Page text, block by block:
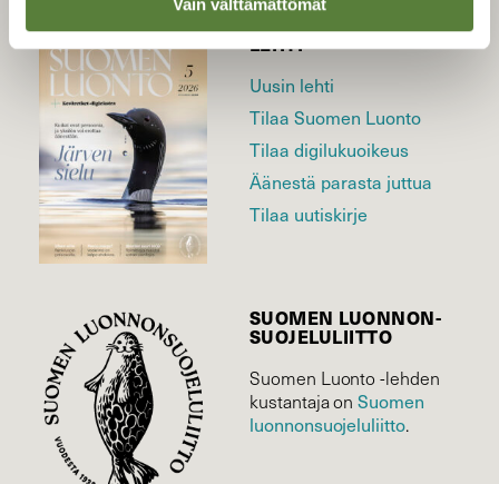
Vain välttämättömät
LEHTI
Uusin lehti
Tilaa Suomen Luonto
Tilaa digilukuoikeus
Äänestä parasta juttua
Tilaa uutiskirje
SUOMEN LUONNON­
SUOJELU­LIITTO
Suomen Luonto -lehden
kustantaja onSuomen
luonnonsuojelu­liitto.